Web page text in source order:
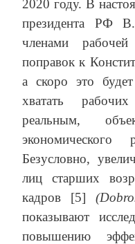
2020 году. В
президента РФ
членами
поправок к
а скоро это
хватать
реальным,
Безусловно,
лиц старших
кадров [5]
показывают
повышению